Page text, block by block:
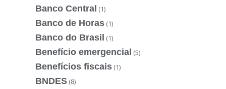
Banco Central (1)
Banco de Horas (1)
Banco do Brasil (1)
Benefício emergencial (5)
Benefícios fiscais (1)
BNDES (8)